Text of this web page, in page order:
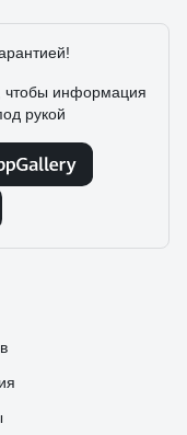
чтобы информация
рукой